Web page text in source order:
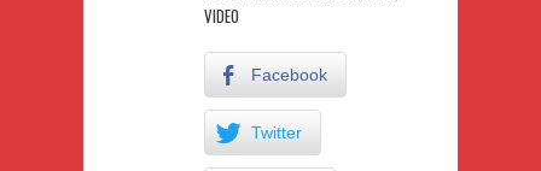
VIDEO
Facebook
Twitter